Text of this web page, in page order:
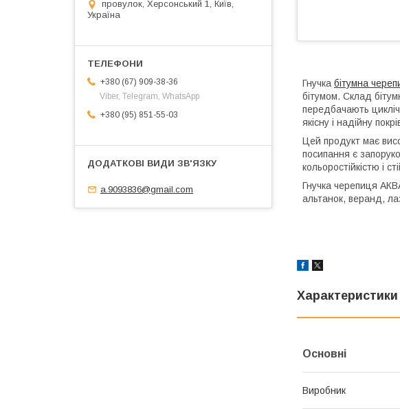
Гнучка бітумна
бітумом. Склад
передбачають
якісну і надійну
Цей продукт має
посипання є
кольоростійкістю і
Гнучка черепиця
альтанок, веранд,
Характеристики
Основні
Виробник
провулок, Херсонський 1, Київ,
Україна
+380 (67) 909-38-36
Viber, Telegram, WhatsApp
+380 (95) 851-55-03
a.9093836@gmail.com